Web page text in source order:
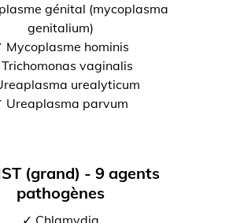
génital (mycoplasma
genitalium)
Mycoplasme hominis
vaginalis
urealyticum
Ureaplasma parvum
(grand) - 9 agents
pathogènes
✓ Chlamydia